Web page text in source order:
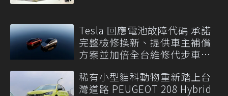
Tesla 回應電池故障代碼 承諾
完整檢修換新、提供車主補償
方案並加倍全台維修代步車數
稀有小型貓科動物重新踏上台
灣道路 PEUGEOT 208 Hybrid